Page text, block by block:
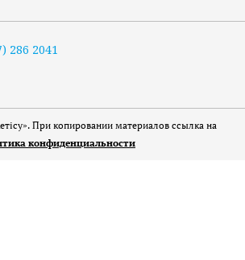
286 2041
При копировании материалов ссылка на
конфиденциальности